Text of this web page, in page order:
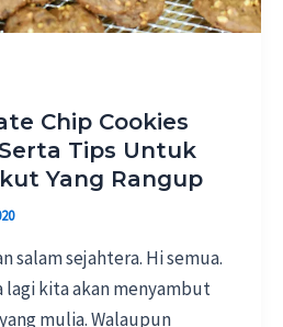
Chip Cookies
Tips Untuk
Yang Rangup
salam sejahtera. Hi semua.
lagi kita akan menyambut
mulia. Walaupun